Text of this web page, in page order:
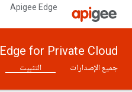
Apigee Edge
Edge for Private Cloud
جميع الإصدارات التثبيت